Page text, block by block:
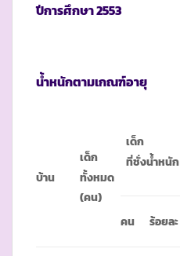
ปีการศึกษา2553
น้ำหนักตามเกณฑ์อายุ
บ้าน
เด็ก
ทั้งหมด
(คน)
เด็ก
ที่ชั่งน้ำหนัก
คน ร้อยละ